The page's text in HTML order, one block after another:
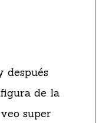
después
de la
super